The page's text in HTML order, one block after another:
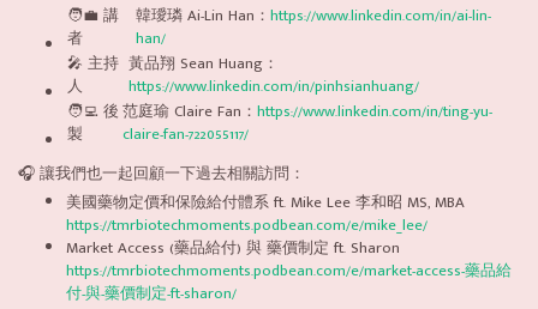
🧑‍💼 講
者
韓璦璘 Ai-Lin Han： https://www.linkedin.com/in/ai-lin-
han/
🎤 主持
人
黃品翔 Sean Huang：
https://www.linkedin.com/in/pinhsianhuang/
🧑‍💻 後
製
范庭瑜 Claire Fan： https://www.linkedin.com/in/ting-yu-
claire-fan-722055117/
🎧 讓我們也一起回顧一下過去相關訪問：
美國藥物定價和保險給付體系 ft. Mike Lee 李和昭 MS, MBA
https://tmrbiotechmoments.podbean.com/e/mike_lee/
Market Access (藥品給付) 與 藥價制定 ft. Sharon
https://tmrbiotechmoments.podbean.com/e/market-access-藥品給
付-與-藥價制定-ft-sharon/